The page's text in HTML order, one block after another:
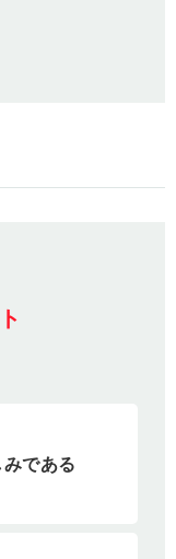
である